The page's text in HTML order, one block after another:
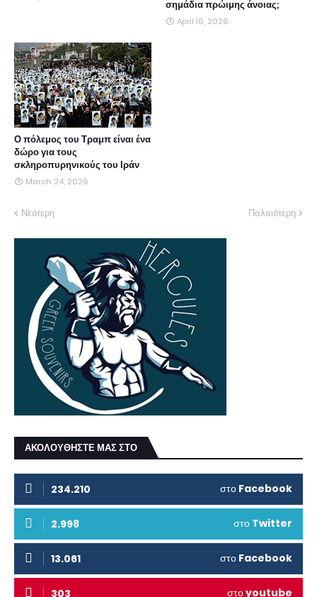
σημάδια πρώιμης άνοιας;
April 16, 2026
Ο πόλεμος του Τραμπ είναι ένα
δώρο για τους
σκληροπυρηνικούς του Ιράν
March 24, 2026
Νεότερη Παλαιότερη
ΑΚΟΛΟΥΘΗΣΤΕ ΜΑΣ ΣΤΟ
234.210 στο Facebook
2.998 στο Twitter
13.061 στο Facebook
303 στοyoutube